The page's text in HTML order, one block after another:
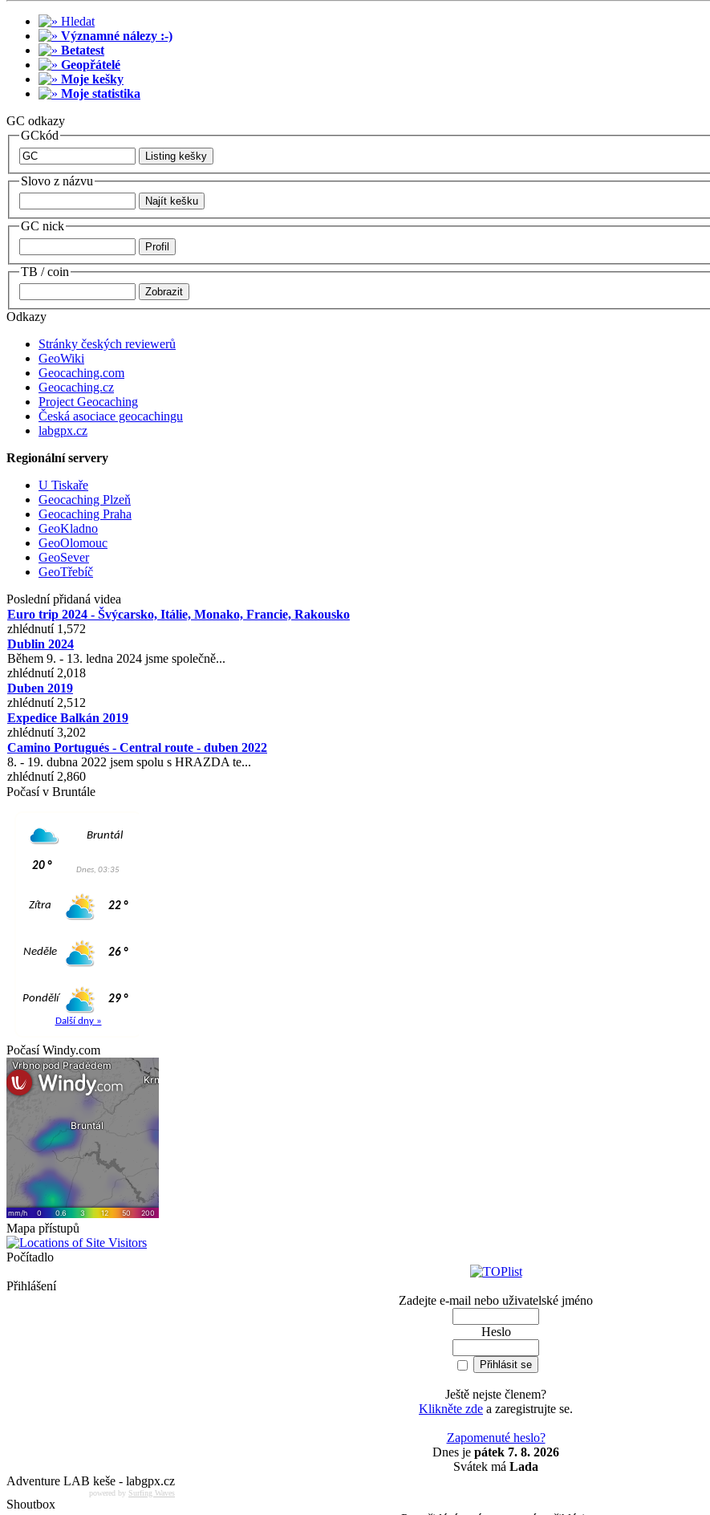
Hledat
Významné nálezy :-)
Betatest
Geopřátelé
Moje kešky
Moje statistika
GC odkazy
GCkód
Slovo z názvu
GC nick
TB / coin
Odkazy
Stránky českých reviewerů
GeoWiki
Geocaching.com
Geocaching.cz
Project Geocaching
Česká asociace geocachingu
labgpx.cz
Regionální servery
U Tiskaře
Geocaching Plzeň
Geocaching Praha
GeoKladno
GeoOlomouc
GeoSever
GeoTřebíč
Poslední přidaná videa
Euro trip 2024 - Švýcarsko, Itálie, Monako, Francie, Rakousko
zhlédnutí 1,572
Dublin 2024
Během 9. - 13. ledna 2024 jsme společně...
zhlédnutí 2,018
Duben 2019
zhlédnutí 2,512
Expedice Balkán 2019
zhlédnutí 3,202
Camino Portugués - Central route - duben 2022
8. - 19. dubna 2022 jsem spolu s HRAZDA te...
zhlédnutí 2,860
Počasí v Bruntále
Počasí Windy.com
Mapa přístupů
Počítadlo
Přihlášení
Zadejte e-mail nebo uživatelské jméno
Heslo
Ještě nejste členem?
Klikněte zde a zaregistrujte se.
Zapomenuté heslo?
Dnes je pátek 7. 8. 2026
Svátek má Lada
Adventure LAB keše - labgpx.cz
powered by Surfing Waves
Shoutbox